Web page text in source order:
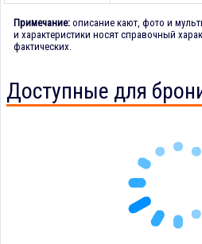
Примечание: описание кают, фото и
и характеристики носят справочный
фактических.
Доступные для